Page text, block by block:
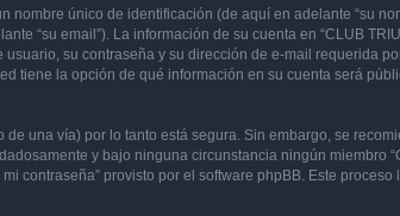
nombre único de identificación (de aquí en adelante “su
“su email”). La información de su cuenta en “CLUB
su contraseña y su dirección de e-mail requerida
tiene la opción de qué información en su cuenta será
una vía) por lo tanto está segura. Sin embargo, se
y bajo ninguna circunstancia ningún
contraseña” provisto por el software phpBB. Este